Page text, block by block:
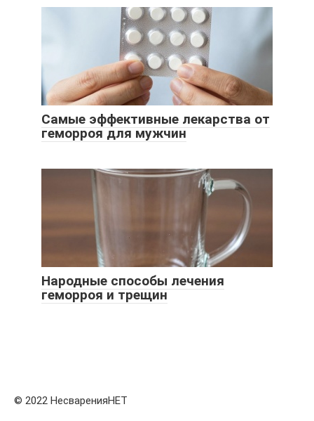
Самые эффективные лекарства от
геморроя для мужчин
Народные способы лечения
геморроя и трещин
© 2022 НесваренияНЕТ